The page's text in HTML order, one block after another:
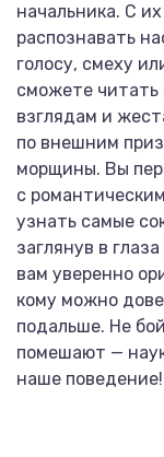
начальника. С
распознавать
голосу, смеху
сможете читать
взглядам и
по внешним
морщины. Вы
с
узнать самые
заглянув в
вам уверенно
кому можно
подальше. Не
помешают —
наше поведение!